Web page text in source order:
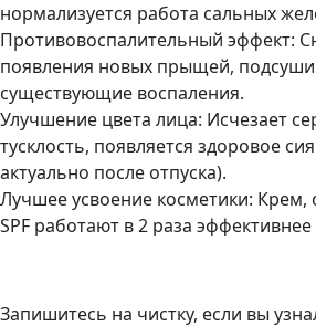
нормализуется работа сальных
Противовоспалительный эффект:
появления новых прыщей,
существующие воспаления.
Улучшение цвета лица: Исчезает
тусклость, появляется здоровое
актуально после отпуска).
Лучшее усвоение косметики: Крем,
SPF работают в 2 раза
Запишитесь на чистку, если вы